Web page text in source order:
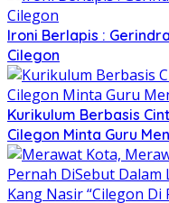
Ironi Berlapis :
Cilegon
Kurikulum Berbasis
Cilegon Minta Guru